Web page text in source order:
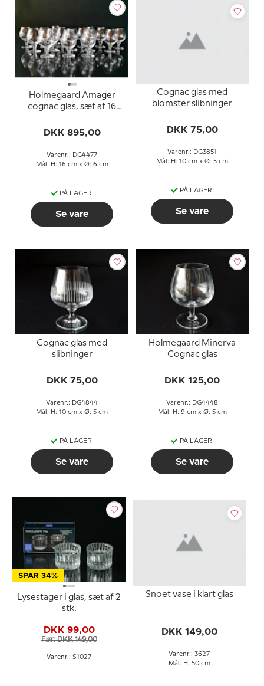
Holmegaard Amager
cognac glas, sæt af 16
DKK 895,00
Varenr.: DG4477
Mål: H: 16 cm x Ø: 6 cm
PÅ LAGER
Se vare
Cognac glas med
blomster slibninger
DKK 75,00
Varenr.: DG3851
Mål: H: 10 cm x Ø: 5 cm
PÅ LAGER
Se vare
Cognac glas med
slibninger
DKK 75,00
Varenr.: DG4844
Mål: H: 10 cm x Ø: 5 cm
PÅ LAGER
Se vare
Holmegaard Minerva
Cognac glas
DKK 125,00
Varenr.: DG4448
Mål: H: 9 cm x Ø: 5 cm
PÅ LAGER
Se vare
SPAR 34%
Lysestager i glas, sæt af 2
stk.
DKK 99,00
Før: DKK 149,00
Varenr.: S1027
Snoet vase i klart glas
DKK 149,00
Varenr.: 3627
Mål: H: 50 cm